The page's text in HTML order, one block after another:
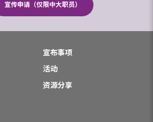
宣传申请（仅限中大职员）
宣布事项
活动
资源分享